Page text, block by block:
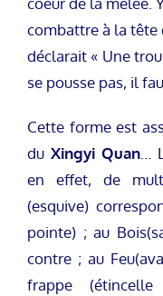
combattre à la tête
déclarait « Une
se pousse pas, il
Cette forme est
duXingyi Quan …
en effet, de
(esquive)
pointe) ; au
contre ; au
frappe